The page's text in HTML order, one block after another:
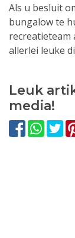
Als u besluit
bungalow te
recreatieteam
allerlei leuke
Leuk
media!